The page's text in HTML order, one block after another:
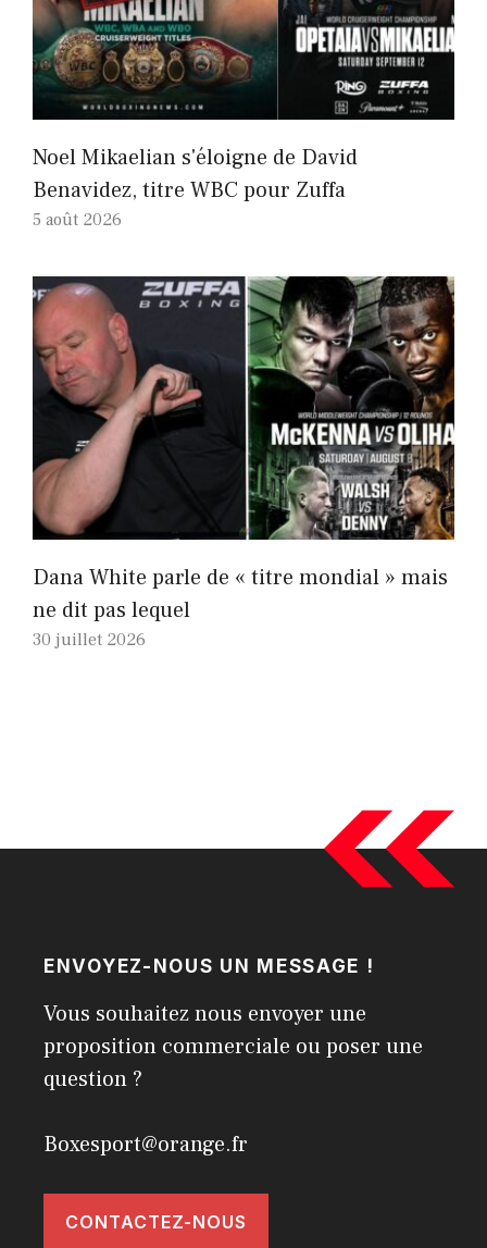
Noel Mikaelian s'éloigne de David
Benavidez, titre WBC pour Zuffa
5 août 2026
Dana White parle de « titre mondial » mais
ne dit pas lequel
30 juillet 2026
ENVOYEZ-NOUS UN MESSAGE !
Vous souhaitez nous envoyer une
proposition commerciale ou poser une
question ?
Boxesport@orange.fr
CONTACTEZ-NOUS